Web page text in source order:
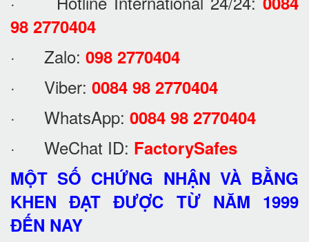
98 2770404
· Zalo: 098 2770404
· Viber: 0084 98 2770404
· WhatsApp: 0084 98 2770404
· WeChat ID: FactorySafes
MỘT SỐ CHỨNG NHẬN VÀ BẰNG
KHEN ĐẠT ĐƯỢC TỪ NĂM 1999
ĐẾN NAY